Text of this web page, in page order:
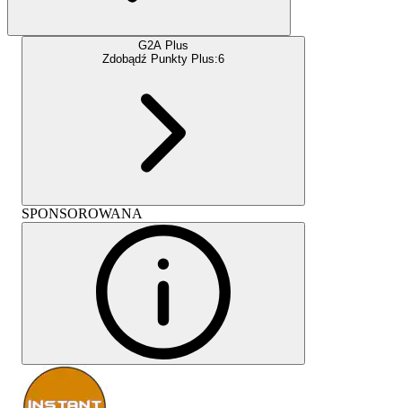
G2A Plus
Zdobądź Punkty Plus:6
SPONSOROWANA